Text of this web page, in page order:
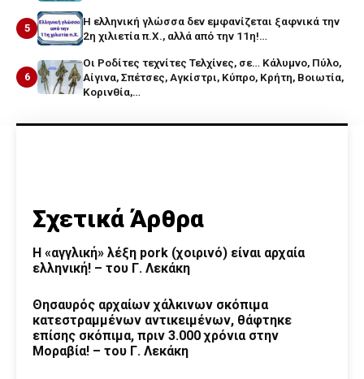
5
Η ελληνική γλώσσα δεν εμφανίζεται ξαφνικά την
2η χιλιετία π.Χ., αλλά από την 11η!…
6
Οι Ροδίτες τεχνίτες Τελχίνες, σε… Κάλυμνο, Πύλο,
Αίγινα, Σπέτσες, Αγκίστρι, Κύπρο, Κρήτη, Βοιωτία,
Κορινθία,…
Σχετικά Άρθρα
Η «αγγλική» λέξη pork (χοιρινό) είναι αρχαία
ελληνική! – του Γ. Λεκάκη
Θησαυρός αρχαίων χάλκινων σκόπιμα
κατεστραμμένων αντικειμένων, θάφτηκε
επίσης σκόπιμα, πριν 3.000 χρόνια στην
Μοραβία! – του Γ. Λεκάκη